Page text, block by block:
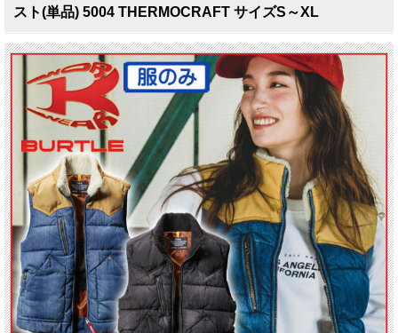
スト(単品) 5004 THERMOCRAFT サイズS～XL